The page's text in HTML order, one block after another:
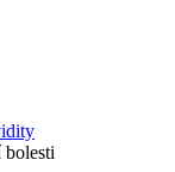
bolesti